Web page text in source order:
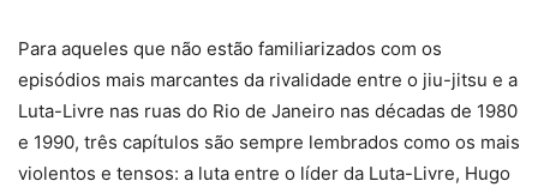
Para aqueles que não estão familiarizados com os
episódios mais marcantes da rivalidade entre o jiu-jitsu e a
Luta-Livre nas ruas do Rio de Janeiro nas décadas de 1980
e 1990, três capítulos são sempre lembrados como os mais
violentos e tensos: a luta entre o líder da Luta-Livre, Hugo